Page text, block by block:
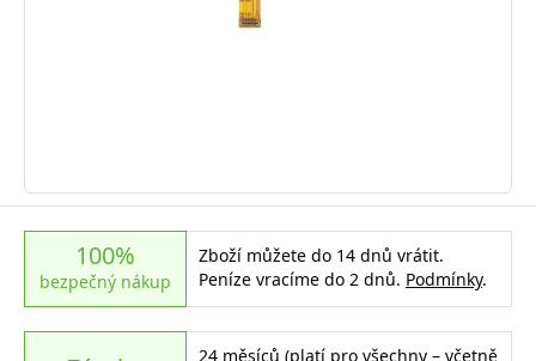
100%
bezpečný nákup
Zboží můžete do 14 dnů vrátit.
Peníze vracíme do 2 dnů. Podmínky.
24 měsíců (platí pro všechny – včetně